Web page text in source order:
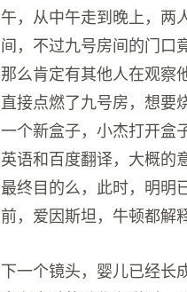
午，从中午走到晚上，两
间，不过九号房间的门口
那么肯定有其他人在观察
直接点燃了九号房，想要
一个新盒子，小杰打开盒
英语和百度翻译，大概的
最终目的么，此时，明明
前，爱因斯坦，牛顿都解
下一个镜头，婴儿已经